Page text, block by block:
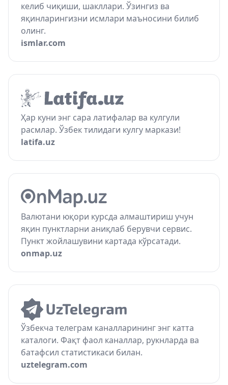
келиб чиқиши, шакллари. Ўзингиз ва
яқинларингизни исмлари маъносини билиб
олинг.
ismlar.com
Ҳар куни энг сара латифалар ва кулгули
расмлар. Ўзбек тилидаги кулгу маркази!
latifa.uz
Валютани юқори курсда алмаштириш учун
яқин пунктларни аниқлаб берувчи сервис.
Пункт жойлашувини картада кўрсатади.
onmap.uz
Ўзбекча телеграм каналларининг энг катта
каталоги. Фақт фаол каналлар, рукнларда ва
батафсил статистикаси билан.
uztelegram.com